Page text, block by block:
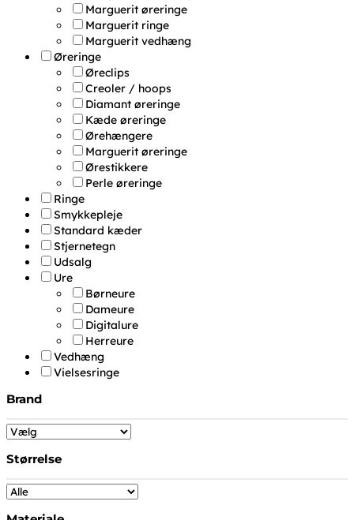
Marguerit øreringe
Marguerit ringe
Marguerit vedhæng
Øreringe
Øreclips
Creoler / hoops
Diamant øreringe
Kæde øreringe
Ørehængere
Marguerit øreringe
Ørestikkere
Perle øreringe
Ringe
Smykkepleje
Standard kæder
Stjernetegn
Udsalg
Ure
Børneure
Dameure
Digitalure
Herreure
Vedhæng
Vielsesringe
Brand
Størrelse